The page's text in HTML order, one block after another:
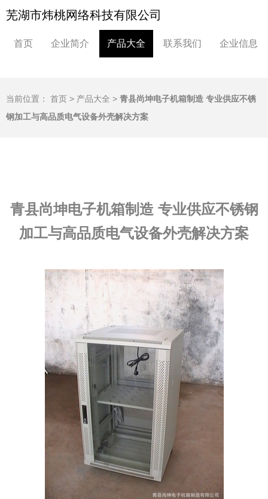
芜湖市炜桃网络科技有限公司
首页 企业简介 产品大全 联系我们 企业信息
当前位置： 首页 > 产品大全 > 青县尚坤电子机箱制造 专业供应不锈
钢加工与高品质电气设备外壳解决方案
青县尚坤电子机箱制造 专业供应不锈钢
加工与高品质电气设备外壳解决方案